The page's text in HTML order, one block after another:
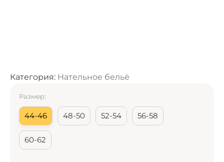
Категория: Нательное бельё
Размер:
44-46 48-50 52-54 56-58
60-62